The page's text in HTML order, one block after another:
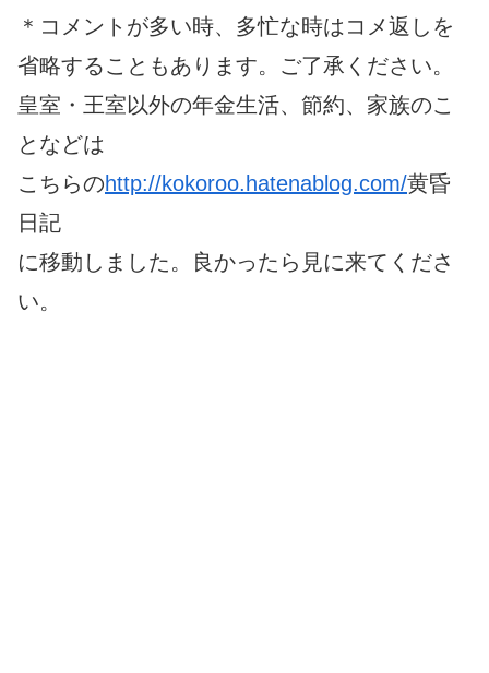
＊コメントが多い時、多忙な時はコメ返しを
省略することもあります。ご了承ください。
皇室・王室以外の年金生活、節約、家族のこ
となどは
こちらのhttp://kokoroo.hatenablog.com/黄昏
日記
に移動しました。良かったら見に来てくださ
い。